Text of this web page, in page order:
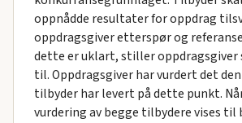
oppnådde resultater for oppdrag
oppdragsgiver etterspør og
dette er uklart, stiller oppdragsgiver
til. Oppdragsgiver har vurdert det
tilbyder har levert på dette punkt.
vurdering av begge tilbydere vises til